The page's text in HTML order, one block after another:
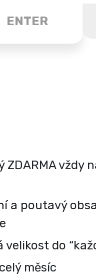
ENTER
ZDARMA vždy
a poutavý
velikost do
měsíc